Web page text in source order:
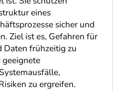
eines
sicher und
Ziel ist es, Gefahren für
Daten frühzeitig zu
zu ergreifen.